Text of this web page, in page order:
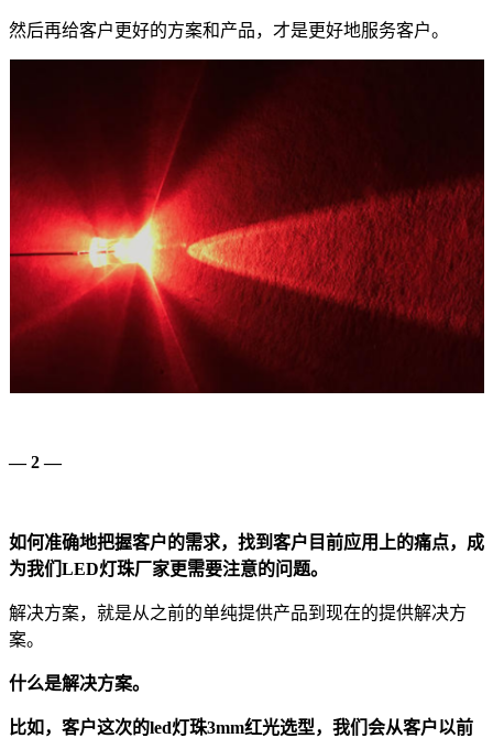
然后再给客户更好的方案和产品，才是更好地服务客户。
— 2 —
如何准确地把握客户的需求，找到客户目前应用上的痛点，成
为我们LED灯珠厂家更需要注意的问题。
解决方案，就是从之前的单纯提供产品到现在的提供解决方
案。
什么是解决方案。
比如，客户这次的led灯珠3mm红光选型，我们会从客户以前